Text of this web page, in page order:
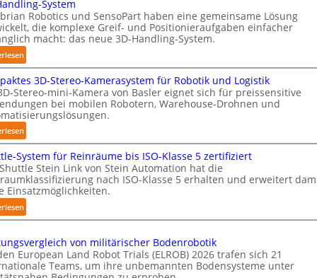
a
u
c
h
r
o
b
o
t
e
r
u
t
o
m
a
t
i
s
i
e
r
u
n
g
s
t
r
f
f
2
System
Robotics und SensoPart haben eine gemeinsame Lösung
die komplexe Greif- und Positionieraufgaben einfacher
macht: das neue 3D-Handling-System.
:
3
D
-
H
a
n
l
i
n
g
-
y
s
t
3D-Stereo-Kamerasystem für Robotik und Logistik
Stereo-mini-Kamera von Basler eignet sich für preissensitive
bei mobilen Robotern, Warehouse-Drohnen und
:
K
o
m
p
a
k
t
s
3
System für Reinräume bis ISO-Klasse 5 zertifiziert
Stein Link von Stein Automation hat die
nach ISO-Klasse 5 erhalten und erweitert
Einsatzmöglichkeiten.
:
S
u
t
t
von militärischer Bodenrobotik
European Land Robot Trials (ELROB) 2026 trafen sich 21
Teams, um ihre unbemannten Bodensysteme unter